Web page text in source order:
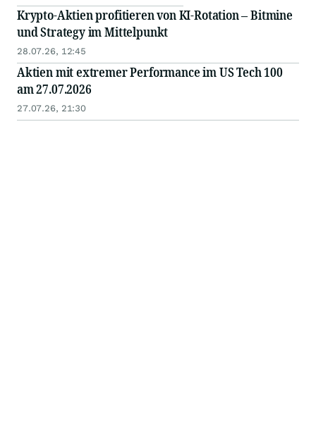
Krypto-Aktien profitieren von KI-Rotation – Bitmine
und Strategy im Mittelpunkt
28.07.26, 12:45
Aktien mit extremer Performance im US Tech 100
am 27.07.2026
27.07.26, 21:30